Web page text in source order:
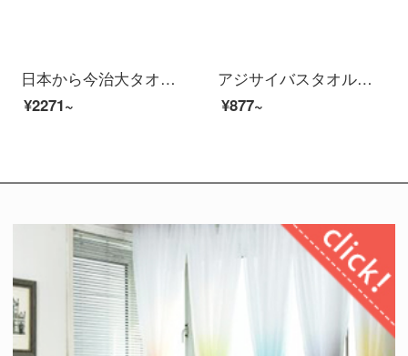
日本から今治大タオルタオルを輸入しています。家庭用女性純綿男性の吸水速乾ベビー成人セットのセットには柔らかいバスタオルが入っています。（60*120 cm）
¥2271~
アジサイバスタオル女性家庭用着てもいいです。胸を巻いて、シャワースカートの吸水速乾三点セット。2020新型の白いはらはらとした上品な花+ドライヘア帽【吸水力が強い/柔らかい】
¥877~